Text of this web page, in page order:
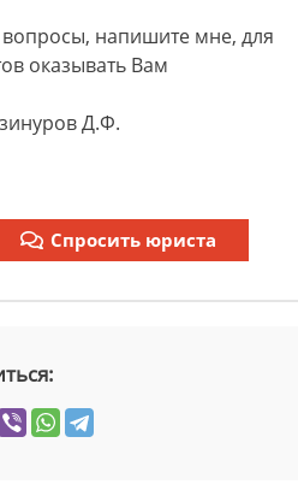
напишите мне, для
оказывать Вам
Д.Ф.
Спросить юриста